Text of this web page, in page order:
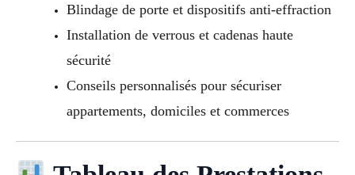
Blindage de porte et dispositifs anti-effraction
Installation de verrous et cadenas haute
sécurité
Conseils personnalisés pour sécuriser
appartements, domiciles et commerces